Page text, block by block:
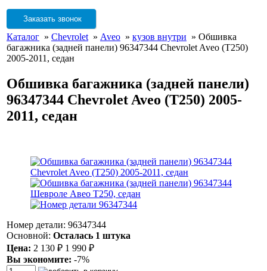
Заказать звонок
Каталог » Chevrolet » Aveo » кузов внутри » Обшивка
багажника (задней панели) 96347344 Chevrolet Aveo (T250)
2005-2011, седан
Обшивка багажника (задней панели)
96347344 Chevrolet Aveo (T250) 2005-
2011, седан
Номер детали: 96347344
Основной: Осталась 1 штука
Цена: 2 130 ₽ 1 990 ₽
Вы экономите: -7%